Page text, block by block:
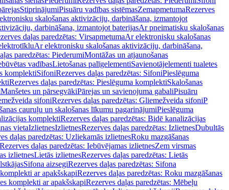
StiprinājumiPisuāru vadības sistēmasZemapmetumaRezerves
skalošanas aktivizāciju, darbināšana, izmantojot
darbināšana, izmantojot baterijasAr pneimatisku skalošanas
daļas paredzētas: VirsapmetumaAr elektronisku skalošanas
Ar elektronisku skalošanas aktivizāciju, darbināšana,
paredzētas: PiederumiMontāžas un atjaunošanas
vadībasLietošanas palīgelementiSavienotājelementi tualetes
komplektiSifoniRezerves daļas paredzētas: SifoniPieslēguma
Rezerves daļas paredzētas: Pieslēguma komplektiSkalošanas
Manšetes un pārsegvākiPārejas un savienojuma gabaliPisuāru
sifoniRezerves daļas paredzētas: Gliemežveida sifoniP
cauruļu un skalošanas līkumu pagarinājumiPieslēguma
komplektiRezerves daļas paredzētas: Bidē kanalizācijas
vietaIzlietnesIzlietnesRezerves daļas paredzētas: IzlietnesDubultās
daļas paredzētas: Uzliekamās izlietnesRoku mazgāšanas
Rezerves daļas paredzētas: Iebūvējamas izlietnesZem virsmas
izlietnesLietās izlietnesRezerves daļas paredzētas: Lietās
Sifona aizsegiRezerves daļas paredzētas: Sifona
ar apakšskapiRezerves daļas paredzētas: Roku mazgāšanas
komplekti ar apakšskapiRezerves daļas paredzētas: Mēbeļu